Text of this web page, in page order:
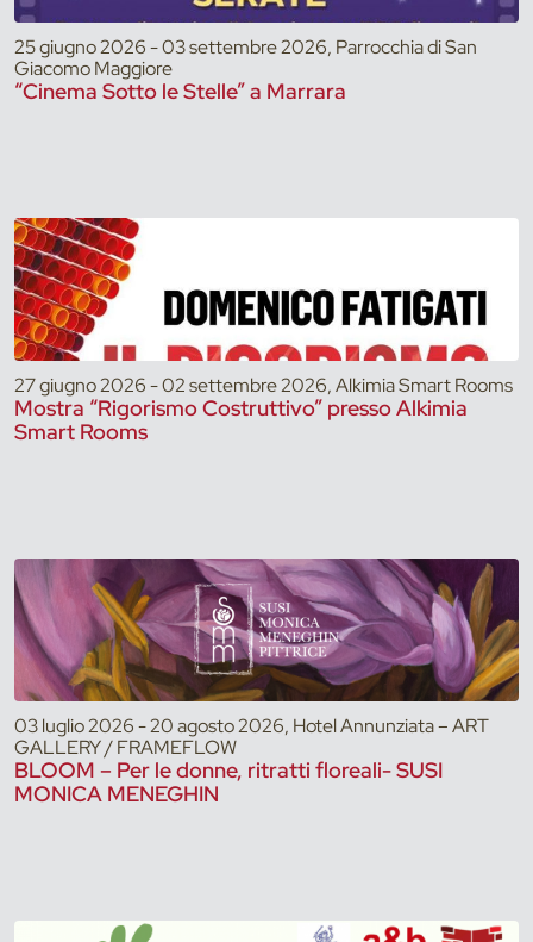
25 giugno 2026 - 03 settembre 2026, Parrocchia di San
Giacomo Maggiore
“Cinema Sotto le Stelle” a Marrara
27 giugno 2026 - 02 settembre 2026, Alkimia Smart Rooms
Mostra “Rigorismo Costruttivo” presso Alkimia
Smart Rooms
03 luglio 2026 - 20 agosto 2026, Hotel Annunziata – ART
GALLERY / FRAMEFLOW
BLOOM – Per le donne, ritratti floreali- SUSI
MONICA MENEGHIN